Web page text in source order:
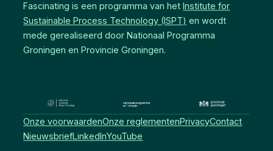
Fascinating is een programma van hetInstitute for
Sustainable Process Technology (ISPT) en wordt
mede gerealiseerd door Nationaal Programma
Groningen en Provincie Groningen.
Onze voorwaardenOnze reglementenPrivacyContact
NieuwsbriefLinkedInYouTube